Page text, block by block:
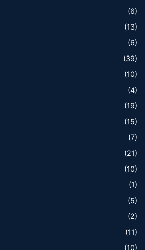
(6)
(13)
(6)
(39)
(10)
(4)
(19)
(15)
(7)
(21)
(10)
(1)
(5)
(2)
(11)
(10)